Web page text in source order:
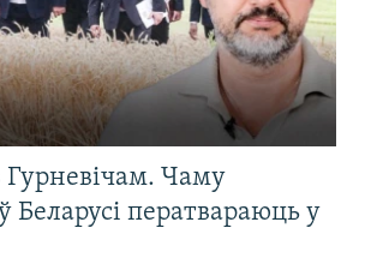
Чаму
Беларусі ператвараюць у